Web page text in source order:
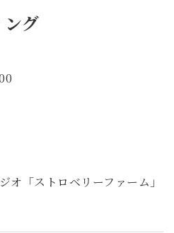
ング
「ストロベリーファーム」